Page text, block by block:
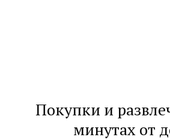
Покупки и
минутах от